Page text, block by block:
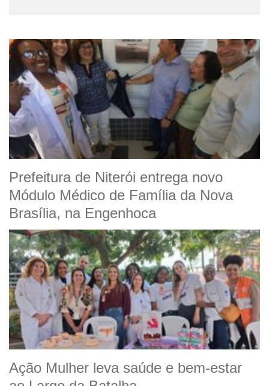
Prefeitura de Niterói entrega novo
Módulo Médico de Família da Nova
Brasília, na Engenhoca
Ação Mulher leva saúde e bem-estar